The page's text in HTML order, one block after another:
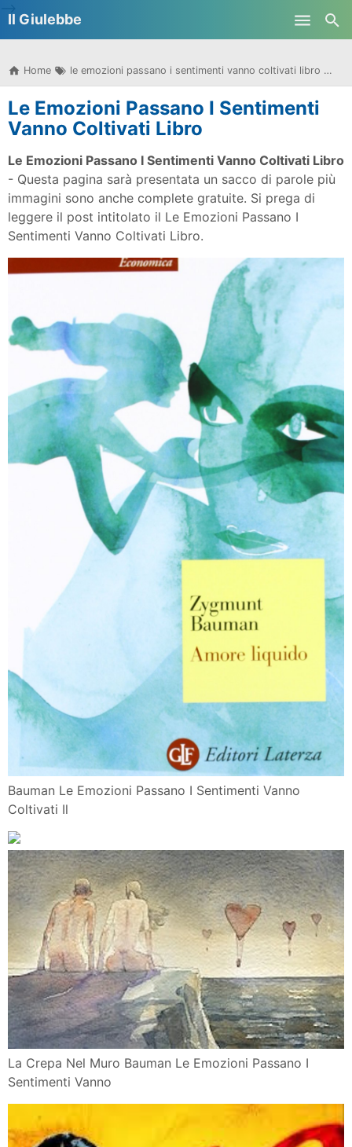
Il Giulebbe
Home le emozioni passano i sentimenti vanno coltivati libro
Le Emozioni Passano I Sentimenti
Vanno Coltivati Libro
Le Emozioni Passano I Sentimenti Vanno Coltivati Libro
- Questa pagina sarà presentata un sacco di parole più
immagini sono anche complete gratuite. Si prega di
leggere il post intitolato il Le Emozioni Passano I
Sentimenti Vanno Coltivati Libro.
Bauman Le Emozioni Passano I Sentimenti Vanno
Coltivati Il
La Crepa Nel Muro Bauman Le Emozioni Passano I
Sentimenti Vanno